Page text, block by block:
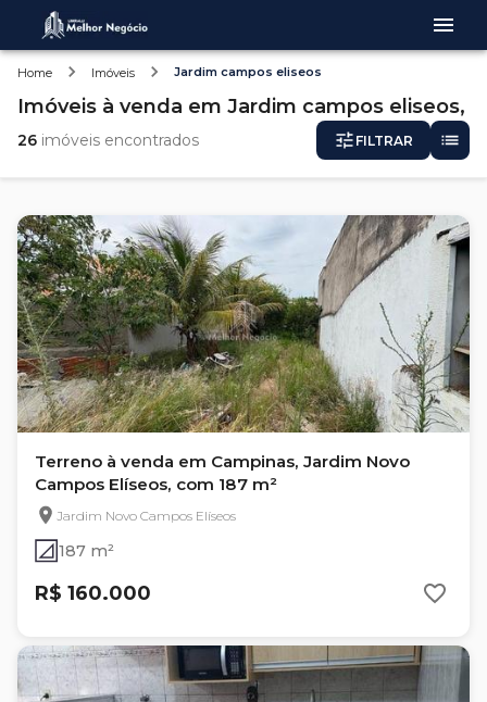
Home Imóveis Jardim campos eliseos
Imóveis à venda em Jardim campos eliseos,
26 imóveis encontrados FILTRAR
Terreno à venda em Campinas, Jardim Novo
Campos Elíseos, com 187 m²
Jardim Novo Campos Elíseos
187 m²
R$ 160.000